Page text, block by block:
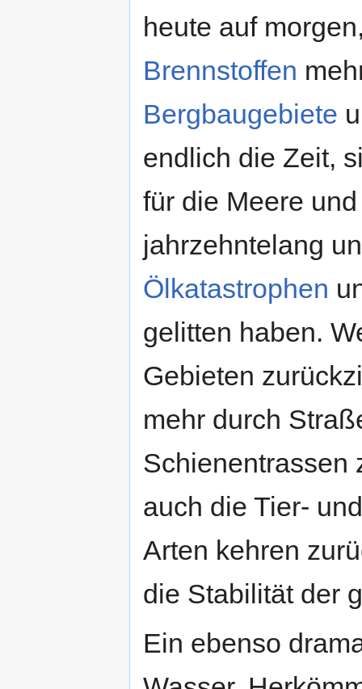
heute auf
Brennstoffen
Bergbaugebiete
endlich die Zeit,
für die Meere
jahrzehntelang
Ölkatastrophen
gelitten haben.
Gebieten
mehr durch
Schienentrassen
auch die Tier-
Arten kehren
die Stabilität der
Ein ebenso